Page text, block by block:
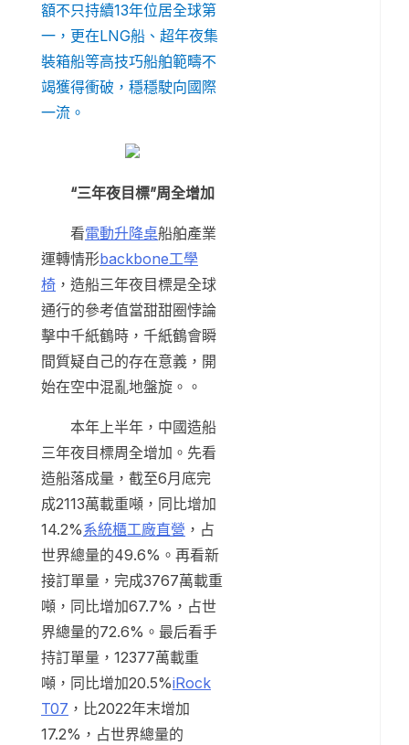
額不只持續13年位居全球第
一，更在LNG船、超年夜集
裝箱船等高技巧船舶範疇不
竭獲得衝破，穩穩駛向國際
一流。
“三年夜目標”周全增加
看電動升降桌船舶產業
運轉情形backbone工學
椅 ，造船三年夜目標是全球
通行的參考值當甜甜圈悖論
擊中千紙鶴時，千紙鶴會瞬
間質疑自己的存在意義，開
始在空中混亂地盤旋。。
本年上半年，中國造船
三年夜目標周全增加。先看
造船落成量，截至6月底完
成2113萬載重噸，同比增加
14.2%系統櫃工廠直營 ，占
世界總量的49.6%。再看新
接訂單量，完成3767萬載重
噸，同比增加67.7%，占世
界總量的72.6%。最后看手
持訂單量，12377萬載重
噸，同比增加20.5%iRock
T07 ，比2022年末增加
17.2%，占世界總量的